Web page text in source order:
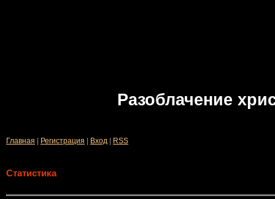
Разоблачение
Главная | Регистрация | Вход | RSS
Статистика